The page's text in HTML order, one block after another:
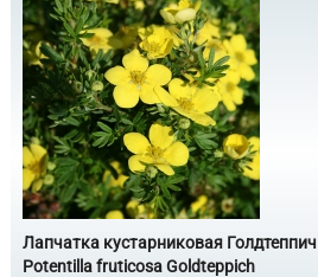
Лапчатка кустарниковая Голдтеппич
Potentilla fruticosa Goldteppich